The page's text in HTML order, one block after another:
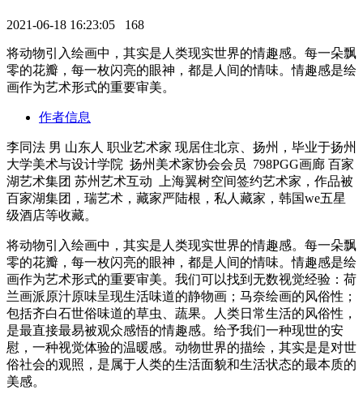
2021-06-18 16:23:05 168
将动物引入绘画中，其实是人类现实世界的情趣感。每一朵飘
零的花瓣，每一枚闪亮的眼神，都是人间的情味。情趣感是绘
画作为艺术形式的重要审美。
作者信息
李同法 男 山东人 职业艺术家 现居住北京、扬州，毕业于扬州
大学美术与设计学院 扬州美术家协会会员 798PGG画廊 百家
湖艺术集团 苏州艺术互动 上海翼树空间签约艺术家，作品被
百家湖集团，瑞艺术，藏家严陆根，私人藏家，韩国we五星
级酒店等收藏。
将动物引入绘画中，其实是人类现实世界的情趣感。每一朵飘
零的花瓣，每一枚闪亮的眼神，都是人间的情味。情趣感是绘
画作为艺术形式的重要审美。我们可以找到无数视觉经验：荷
兰画派原汁原味呈现生活味道的静物画；马奈绘画的风俗性；
包括齐白石世俗味道的草虫、蔬果。人类日常生活的风俗性，
是最直接最易被观众感悟的情趣感。给予我们一种现世的安
慰，一种视觉体验的温暖感。动物世界的描绘，其实是是对世
俗社会的观照，是属于人类的生活面貌和生活状态的最本质的
美感。